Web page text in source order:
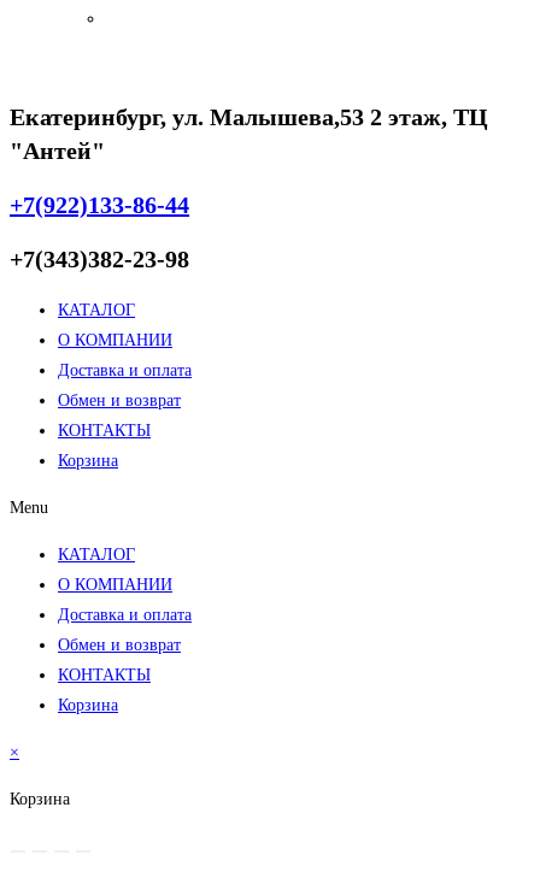
Екатеринбург, ул. Малышева,53 2 этаж, ТЦ
"Антей"
+7(922)133-86-44
+7(343)382-23-98
КАТАЛОГ
О КОМПАНИИ
Доставка и оплата
Обмен и возврат
КОНТАКТЫ
Корзина
Menu
КАТАЛОГ
О КОМПАНИИ
Доставка и оплата
Обмен и возврат
КОНТАКТЫ
Корзина
×
Корзина